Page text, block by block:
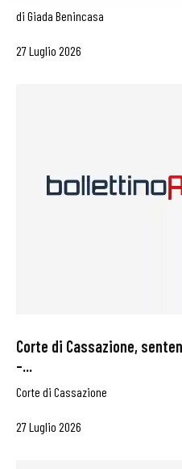
di Giada Benincasa
27 Luglio 2026
Corte di Cassazione,
–...
Corte di Cassazione
27 Luglio 2026